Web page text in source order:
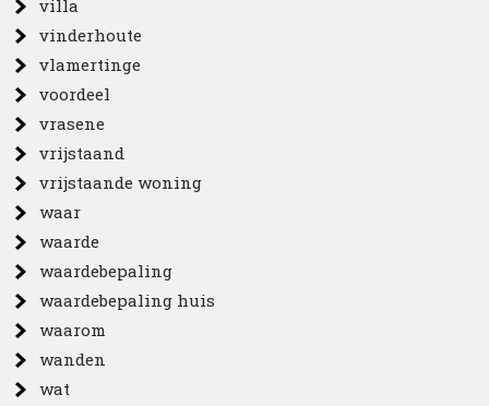
villa
vinderhoute
vlamertinge
voordeel
vrasene
vrijstaand
vrijstaande woning
waar
waarde
waardebepaling
waardebepaling huis
waarom
wanden
wat